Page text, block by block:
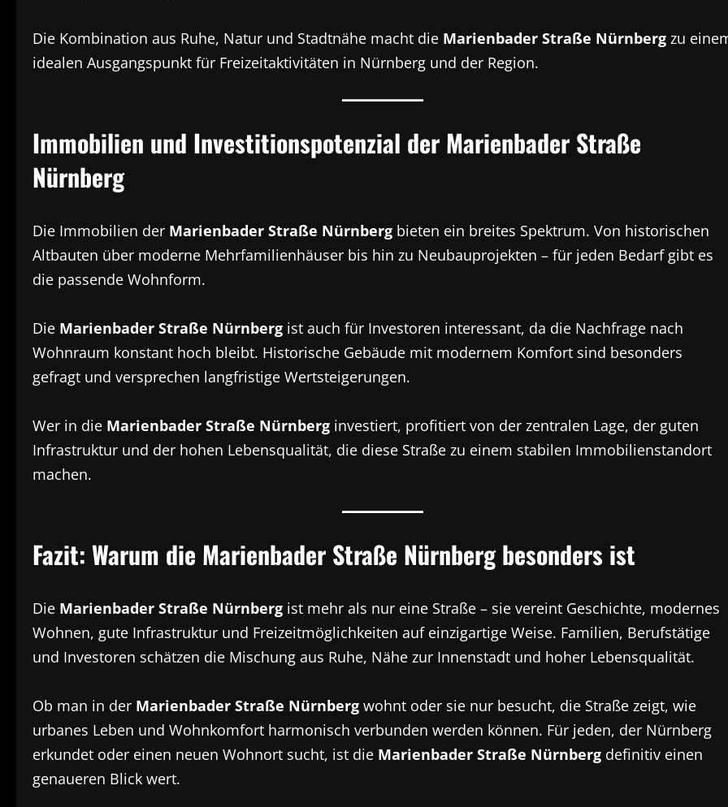
Die Kombination aus Ruhe, Natur und Stadtnähe macht die Marienbader Straße Nürnberg zu
idealen Ausgangspunkt für Freizeitaktivitäten in Nürnberg und der Region.
Immobilien und Investitionspotenzial der Marienbader Straße
Nürnberg
Die Immobilien der Marienbader Straße Nürnberg bieten ein breites Spektrum. Von historischen
Altbauten über moderne Mehrfamilienhäuser bis hin zu Neubauprojekten – für jeden Bedarf gibt es
die passende Wohnform.
Die Marienbader Straße Nürnberg ist auch für Investoren interessant, da die Nachfrage nach
Wohnraum konstant hoch bleibt. Historische Gebäude mit modernem Komfort sind besonders
gefragt und versprechen langfristige Wertsteigerungen.
Wer in die Marienbader Straße Nürnberg investiert, profitiert von der zentralen Lage, der guten
Infrastruktur und der hohen Lebensqualität, die diese Straße zu einem stabilen Immobilienstandort
machen.
Fazit: Warum die Marienbader Straße Nürnberg besonders ist
Die Marienbader Straße Nürnberg ist mehr als nur eine Straße – sie vereint Geschichte, modernes
Wohnen, gute Infrastruktur und Freizeitmöglichkeiten auf einzigartige Weise. Familien, Berufstätige
und Investoren schätzen die Mischung aus Ruhe, Nähe zur Innenstadt und hoher Lebensqualität.
Ob man in der Marienbader Straße Nürnberg wohnt oder sie nur besucht, die Straße zeigt, wie
urbanes Leben und Wohnkomfort harmonisch verbunden werden können. Für jeden, der Nürnberg
erkundet oder einen neuen Wohnort sucht, ist die Marienbader Straße Nürnberg definitiv einen
genaueren Blick wert.